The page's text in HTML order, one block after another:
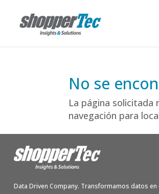
No se
La página
navegación para
Data Driven Company. Transformamos datos